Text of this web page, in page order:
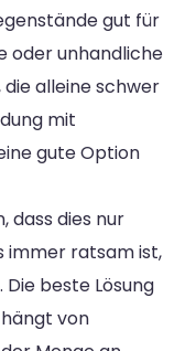
gut für
oder unhandliche
alleine schwer
mit
gute Option
dass dies nur
immer ratsam ist,
beste Lösung
von